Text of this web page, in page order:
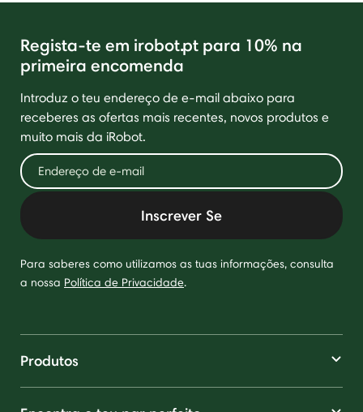
Regista-te em irobot.pt para 10% na
primeira encomenda
Introduz o teu endereço de e-mail abaixo para
receberes as ofertas mais recentes, novos produtos e
muito mais da iRobot.
Inscrever Se
Para saberes como utilizamos as tuas informações, consulta
a nossa Política de Privacidade.
Produtos